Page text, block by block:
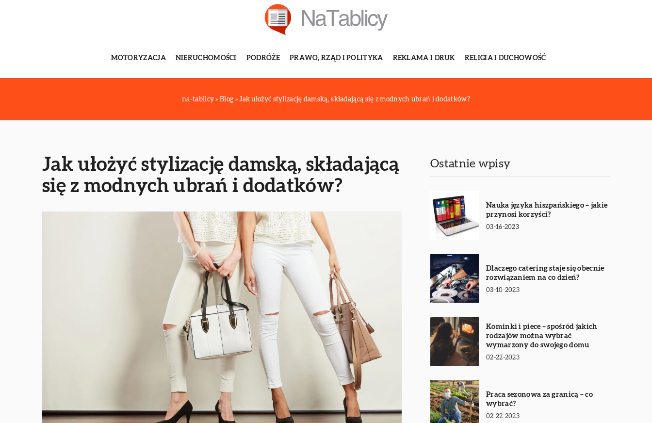
MOTORYZACJA NIERUCHOMOŚCI PODRÓŻE PRAWO, RZĄD I POLITYKA REKLAMA I DRUK RELIGIA I DUCHOWOŚĆ
na-tablicy »Blog »Jak ułożyć stylizację damską, składającą się z modnych ubrań i dodatków?
Jak ułożyć stylizację damską, składającą
się z modnych ubrań i dodatków?
Ostatnie wpisy
Nauka języka hiszpańskiego – jakie
przynosi korzyści?
03-16-2023
Dlaczego catering staje się obecnie
rozwiązaniem na co dzień?
03-10-2023
Kominki i piece – spośród jakich
rodzajów można wybrać
wymarzony do swojego domu
02-22-2023
Praca sezonowa za granicą – co
wybrać?
02-22-2023